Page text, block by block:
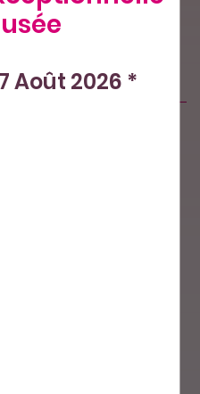
Août 2026 *
mm